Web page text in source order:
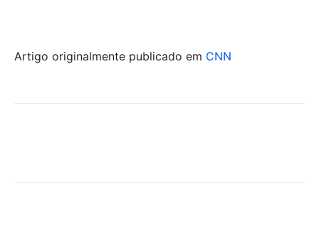
Artigo originalmente publicado em CNN